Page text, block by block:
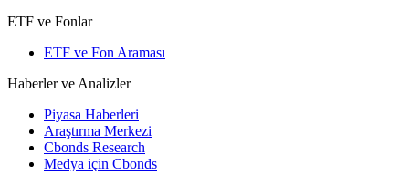
ETF ve Fonlar
ETF ve Fon Araması
Haberler ve Analizler
Piyasa Haberleri
Araştırma Merkezi
Cbonds Research
Medya için Cbonds